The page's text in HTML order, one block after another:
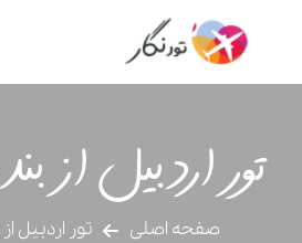
تور اردبیل
صفحه اصلی تور اردبیل